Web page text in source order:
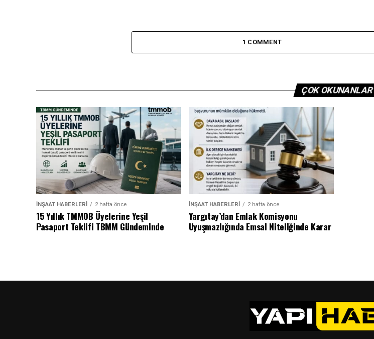
1 COMMENT
ÇOK OKUNANLAR
İNŞAAT HABERLERI 2 hafta önce
15 Yıllık TMMOB Üyelerine Yeşil
Pasaport Teklifi TBMM Gündeminde
İNŞAAT HABERLERI 2 hafta önce
Yargıtay’dan Emlak Komisyonu
Uyuşmazlığında Emsal Niteliğinde Karar